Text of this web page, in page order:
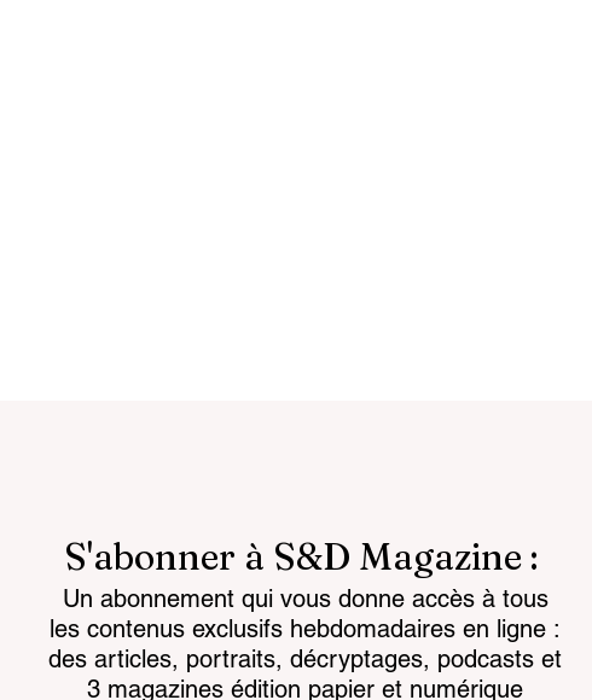
sovereignty: from
to strategic
Customs 2030: a new era
takes shape
S'abonner à S&D Magazine :
Un abonnement qui vous donne accès à tous
les contenus exclusifs hebdomadaires en ligne :
des articles, portraits, décryptages, podcasts et
3 magazines édition papier et numérique